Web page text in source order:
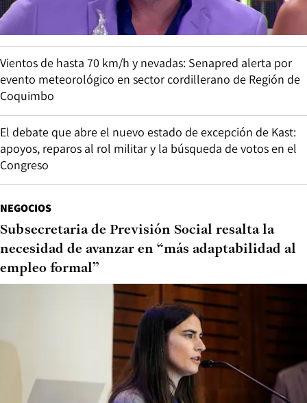
Vientos de hasta 70 km/h y nevadas: Senapred alerta por
evento meteorológico en sector cordillerano de Región de
Coquimbo
El debate que abre el nuevo estado de excepción de Kast:
apoyos, reparos al rol militar y la búsqueda de votos en el
Congreso
NEGOCIOS
Subsecretaria de Previsión Social resalta la
necesidad de avanzar en “más adaptabilidad al
empleo formal”